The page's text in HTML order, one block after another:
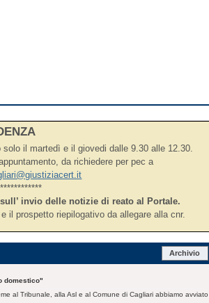
il martedì e il giovedi dalle 9.30 alle 12.30.
da richiedere per pec a
invio delle notizie di reato al Portale.
il prospetto riepilogativo da allegare alla cnr.
Archivio
domestico"
al Tribunale, alla Asl e al Comune di Cagliari abbiamo avviato